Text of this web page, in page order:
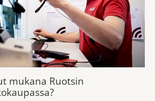
mukana Ruotsin